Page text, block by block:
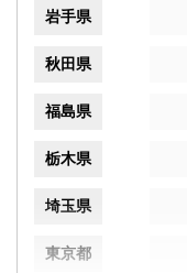
岩手県
秋田県
福島県
栃木県
埼玉県
東京都